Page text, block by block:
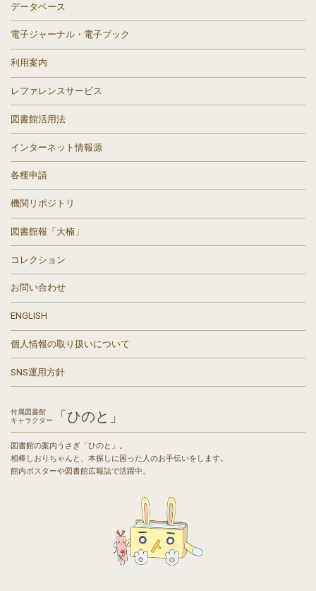
データベース
電子ジャーナル・電子ブック
利用案内
レファレンスサービス
図書館活用法
インターネット情報源
各種申請
機関リポジトリ
図書館報「大楠」
コレクション
お問い合わせ
ENGLISH
個人情報の取り扱いについて
SNS運用方針
付属図書館
キャラクター
「ひのと」
図書館の案内うさぎ「ひのと」。
相棒しおりちゃんと、本探しに困った人のお手伝いをします。
館内ポスターや図書館広報誌で活躍中。